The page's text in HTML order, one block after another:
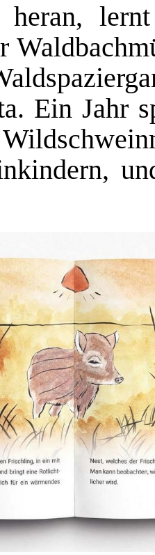
heran,
Ein Jahr